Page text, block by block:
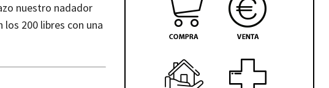
nuestro nadador
200 libres con una